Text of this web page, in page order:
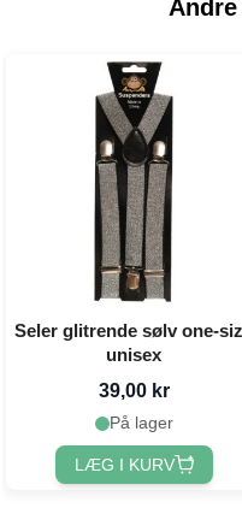
Seler glitrende sølv one-
unisex
39,00 kr
På lager
LÆG I KURV